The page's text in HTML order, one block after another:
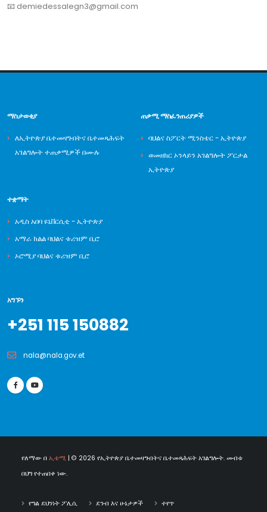
📧 demiedessalegn3@gmail.com
ማስታወቂያ
ለኢትዮጵያ ቤተመዛግብትና ቤተመጻሕፍት
አገልግሎት ተጠቃሚዎች በሙሉ
ጠቃሚ ማስፈንጠሪያዎች
ባህልና ስፖርት ሚንስቴር - ኢትዮጵያ
ወመዘክር ኦንላይን አገልግሎት ፖርታል
ኢትዮጵያ
ተቋማት
አዲስ አበባ ዩኒቨርሲቲ - ኢትዮጵያ
አማራ ክልል ባህልና ቱሪዝም ቢሮ
ኦሮሚያ ባህልና ቱሪዝም ቢሮ
አግኙን
+251 115 150882
nala@nala.gov.et
የለማው በ ኢቴሚ | © 2026 የኢትዮጵያ ቤተመዛግብትና ቤተመጻሕፍት አገልግሎት. መብቱ
በህግ የተጠበቀ ነው.
የግል ደህንነት ፖሊሲ ደንብ እና ሁኔታዎች ተየጥ